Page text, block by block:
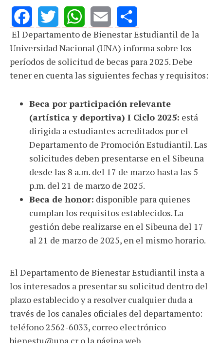
FacebookTwitterWhatsAppEmail Share
El Departamento de Bienestar Estudiantil de la
Universidad Nacional (UNA) informa sobre los
períodos de solicitud de becas para 2025. Debe
tener en cuenta las siguientes fechas y requisitos:
Beca por participación relevante
(artística y deportiva) I Ciclo 2025: está
dirigida a estudiantes acreditados por el
Departamento de Promoción Estudiantil. Las
solicitudes deben presentarse en el Sibeuna
desde las 8 a.m. del 17 de marzo hasta las 5
p.m. del 21 de marzo de 2025.
Beca de honor: disponible para quienes
cumplan los requisitos establecidos. La
gestión debe realizarse en el Sibeuna del 17
al 21 de marzo de 2025, en el mismo horario.
El Departamento de Bienestar Estudiantil insta a
los interesados a presentar su solicitud dentro del
plazo establecido y a resolver cualquier duda a
través de los canales oficiales del departamento:
teléfono 2562-6033, correo electrónico
bienestu@una.cr o la página web